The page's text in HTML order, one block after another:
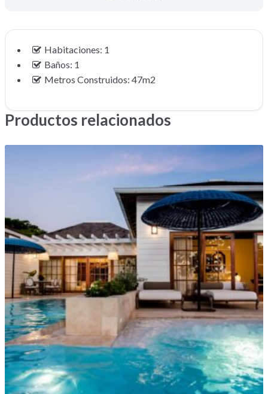
Habitaciones: 1
Baños: 1
Metros Construidos: 47m2
Productos relacionados